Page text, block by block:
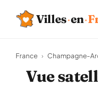
Villes·en·
France › Champagne-
Vue